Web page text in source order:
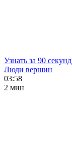
Узнать за 90 секунд
Люди вершин
03:58
2 мин